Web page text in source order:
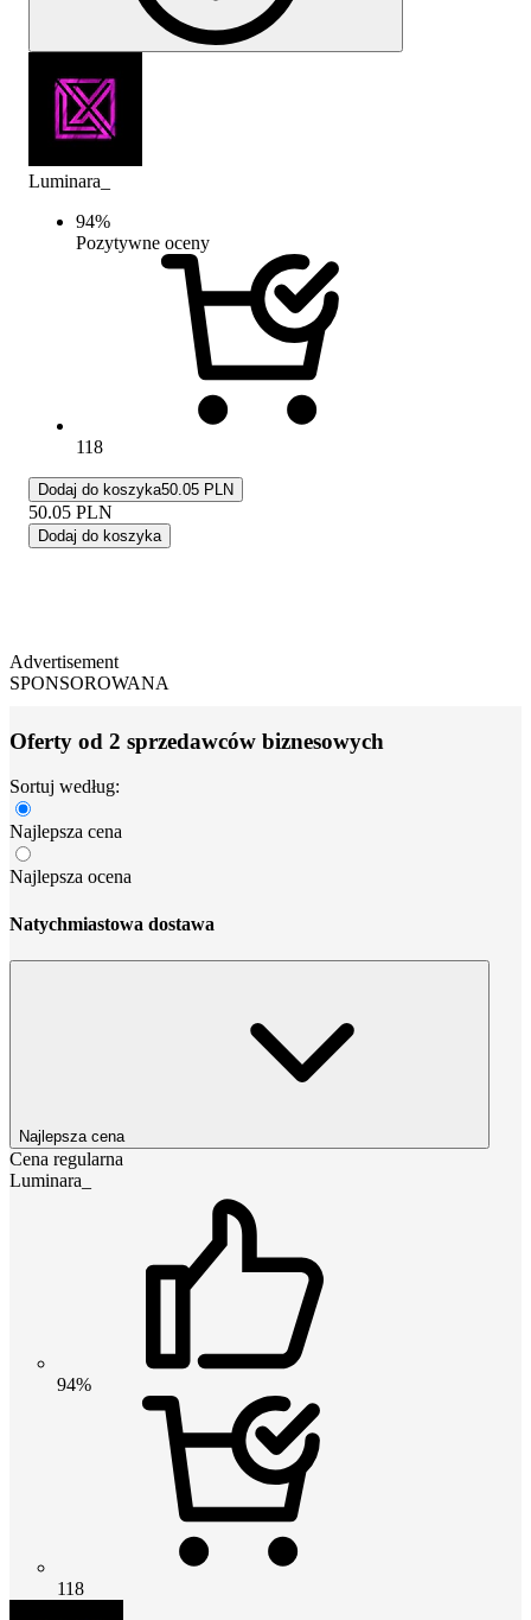
Luminara_
94%
Pozytywne oceny
118
Dodaj do koszyka50.05 PLN
50.05 PLN
Dodaj do koszyka
Advertisement
SPONSOROWANA
Oferty od 2 sprzedawców biznesowych
Sortuj według:
Najlepsza cena
Najlepsza ocena
Natychmiastowa dostawa
Najlepsza cena
Cena regularna
Luminara_
94%
118